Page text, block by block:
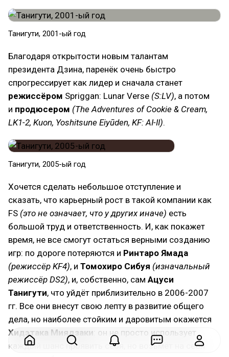
Танигути, 2001-ый год
Благодаря открытости новым талантам
президента Дзина, паренёк очень быстро
спрогрессирует как лидер и сначала станет
режиссёром Spriggan: Lunar Verse (S:LV), а потом
и продюсером (The Adventures of Cookie & Cream,
LK1-2, Kuon, Yoshitsune Eiyūden, KF: AI-II).
Танигути, 2005-ый год
Хочется сделать небольшое отступление и
сказать, что карьерный рост в такой компании как
FS (это не означает, что у других иначе) есть
большой труд и ответственность. И, как покажет
время, не все смогут остаться верными созданию
игр: по дороге потеряются и Ринтаро Ямада
(режиссёр KF4), и Томохиро Сибуя (изначальный
режиссёр DS2), и, собственно, сам Ацуси
Танигути, что уйдёт приблизительно в 2006-2007
гг. Все они внесут свою лепту в развитие общего
дела, но наиболее стойким и даровитым окажется
Хидэтака Миядзаки: он не просто использует
каждый шанс проявить себя, но возьмёт на себя